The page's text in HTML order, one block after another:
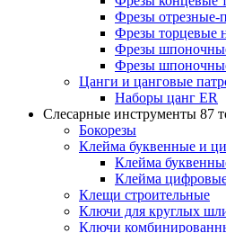
Фрезы отрезные-
Фрезы торцевые
Фрезы
Фрезы
Цанги и цанговые
Наборы цанг ER
Слесарные инструменты 87
Бокорезы
Клейма буквенные и
Клейма
Клейма
Клещи строительные
Ключи для круглых
Ключи